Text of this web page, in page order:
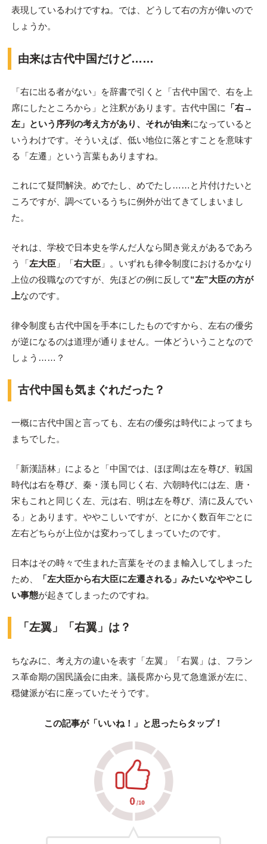
表現しているわけですね。では、どうして右の方が偉いので
しょうか。
由来は古代中国だけど……
「右に出る者がない」を辞書で引くと「古代中国で、右を上
席にしたところから」と注釈があります。古代中国に
「右→
左」という序列の考え方があり、それが由来になっていると
いうわけです。そういえば、低い地位に落とすことを意味す
る「左遷」という言葉もありますね。
これにて疑問解決。めでたし、めでたし……と片付けたいと
ころですが、調べているうちに例外が出てきてしまいまし
た。
それは、学校で日本史を学んだ人なら聞き覚えがあるであろ
う「左大臣」「右大臣」。いずれも律令制度におけるかなり
上位の役職なのですが、先ほどの例に反して“左”大臣の方が
上なのです。
律令制度も古代中国を手本にしたものですから、左右の優劣
が逆になるのは道理が通りません。一体どういうことなので
しょう……？
古代中国も気まぐれだった？
一概に古代中国と言っても、左右の優劣は時代によってまち
まちでした。
「新漢語林」によると「中国では、ほぼ周は左を尊び、戦国
時代は右を尊び、秦・漢も同じく右、六朝時代には左、唐・
宋もこれと同じく左、元は右、明は左を尊び、清に及んでい
る」とあります。ややこしいですが、とにかく数百年ごとに
左右どちらが上位かは変わってしまっていたのです。
日本はその時々で生まれた言葉をそのまま輸入してしまった
ため、
「左大臣から右大臣に左遷される」みたいなややこし
い事態が起きてしまったのですね。
「左翼」「右翼」は？
ちなみに、考え方の違いを表す「左翼」「右翼」は、フラン
ス革命期の国民議会に由来。議長席から見て急進派が左に、
穏健派が右に座っていたそうです。
この記事が「いいね！」と思ったらタップ！